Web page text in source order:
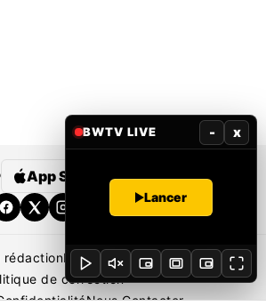
App Store Google Play
rédactionRédaction Mentions légales
de correction
Nous Contacter
BWTV LIVE - x
Lancer